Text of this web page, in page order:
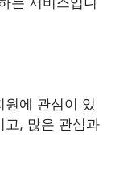
원에 관심이 있
고, 많은 관심과